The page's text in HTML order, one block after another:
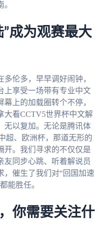
成为观赛最大
伦多，早早调好闹钟，
上享受一场带有专业中文
上的加载圈转个不停，
看CCTV5世界杯中文解
无以复加。无论是腾讯体
超、欧洲杯，那道无形的
开。我们寻求的不仅仅是
友同步心跳、听着解说员
，催生了我们对“回国加速
能胜任。
你需要关注什